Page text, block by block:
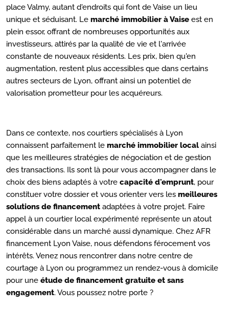
place Valmy, autant d'endroits qui font de Vaise un lieu
unique et séduisant. Le marché immobilier à Vaise est en
plein essor, offrant de nombreuses opportunités aux
investisseurs, attirés par la qualité de vie et l'arrivée
constante de nouveaux résidents. Les prix, bien qu'en
augmentation, restent plus accessibles que dans certains
autres secteurs de Lyon, offrant ainsi un potentiel de
valorisation prometteur pour les acquéreurs.
Dans ce contexte, nos courtiers spécialisés à Lyon
connaissent parfaitement le marché immobilier local ainsi
que les meilleures stratégies de négociation et de gestion
des transactions. Ils sont là pour vous accompagner dans le
choix des biens adaptés à votre capacité d'emprunt, pour
constituer votre dossier et vous orienter vers les meilleures
solutions de financement adaptées à votre projet. Faire
appel à un courtier local expérimenté représente un atout
considérable dans un marché aussi dynamique. Chez AFR
financement Lyon Vaise, nous défendons férocement vos
intérêts. Venez nous rencontrer dans notre centre de
courtage à Lyon ou programmez un rendez-vous à domicile
pour une étude de financement gratuite et sans
engagement. Vous poussez notre porte ?